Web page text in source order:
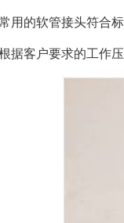
接头符合标准
求的工作压力进